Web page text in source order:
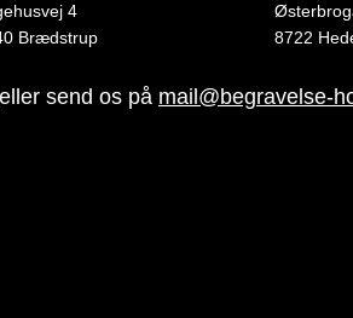
4
Brædstrup
8722
eller send os på mail@begravelse-